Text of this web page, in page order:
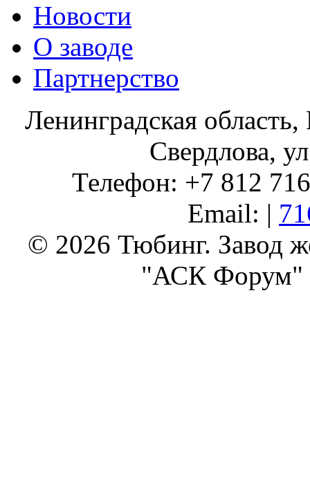
Новости
О заводе
Партнерство
Ленинградская
Свердлова,
Телефон: +7 812
Email: |
© 2026 Тюбинг. Завод
"АСК Форум"